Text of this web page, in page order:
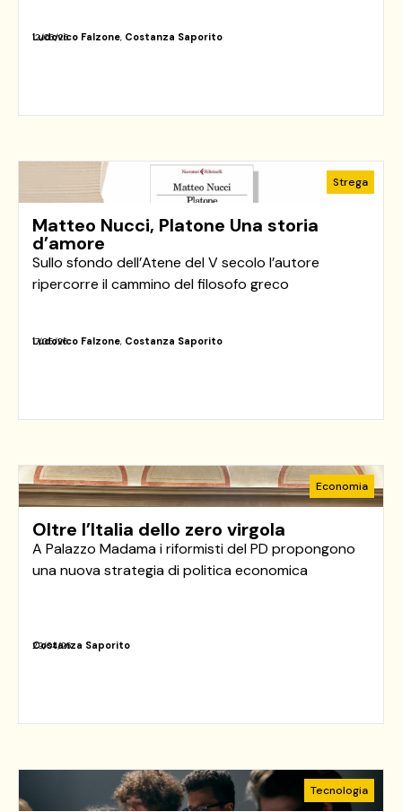
12/06/26
Ludovico Falzone, Costanza Saporito
Strega
Matteo Nucci, Platone Una storia
d’amore
Sullo sfondo dell’Atene del V secolo l’autore
ripercorre il cammino del filosofo greco
17/05/26
Ludovico Falzone, Costanza Saporito
Economia
Oltre l’Italia dello zero virgola
A Palazzo Madama i riformisti del PD propongono
una nuova strategia di politica economica
29/04/26
Costanza Saporito
Tecnologia